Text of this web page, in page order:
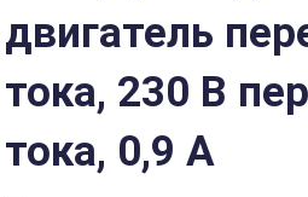
двигатель
тока, 230 В
тока, 0,9 А